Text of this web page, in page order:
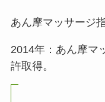
あん摩マッサージ
2014年：あん摩マ
許取得。